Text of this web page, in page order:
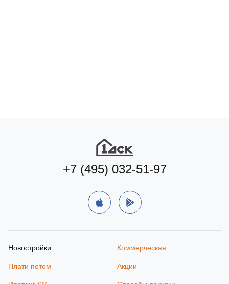
+7 (495) 032-51-97
Новостройки Коммерческая
Плати потом Акции